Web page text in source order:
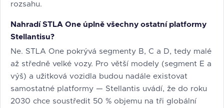
rozsahu.
Nahradí STLA One úplně všechny ostatní platformy
Stellantisu?
Ne. STLA One pokrývá segmenty B, C a D, tedy malé
až středně velké vozy. Pro větší modely (segment E a
výš) a užitková vozidla budou nadále existovat
samostatné platformy — Stellantis uvádí, že do roku
2030 chce soustředit 50 % objemu na tři globální